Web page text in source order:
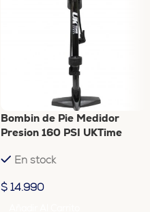
Bombin de Pie Medidor
Presion 160 PSI UKTime
En stock
$ 14.990